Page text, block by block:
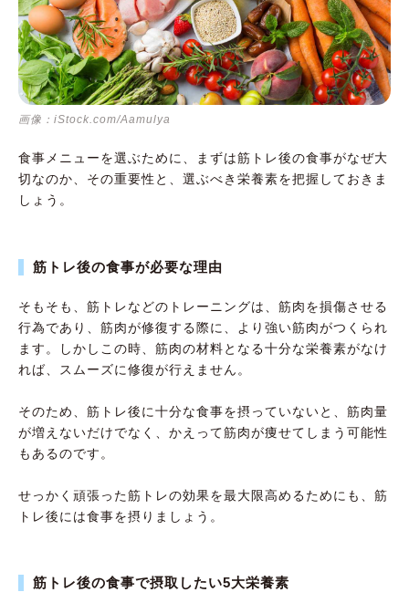
画像：iStock.com/Aamulya
食事メニューを選ぶために、まずは筋トレ後の食事がなぜ大
切なのか、その重要性と、選ぶべき栄養素を把握しておきま
しょう。
筋トレ後の食事が必要な理由
そもそも、筋トレなどのトレーニングは、筋肉を損傷させる
行為であり、筋肉が修復する際に、より強い筋肉がつくられ
ます。しかしこの時、筋肉の材料となる十分な栄養素がなけ
れば、スムーズに修復が行えません。
そのため、筋トレ後に十分な食事を摂っていないと、筋肉量
が増えないだけでなく、かえって筋肉が痩せてしまう可能性
もあるのです。
せっかく頑張った筋トレの効果を最大限高めるためにも、筋
トレ後には食事を摂りましょう。
筋トレ後の食事で摂取したい5大栄養素